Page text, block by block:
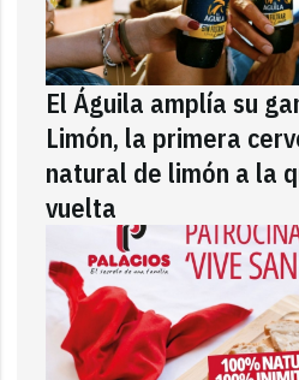
El Águila amplía su
Limón, la primera
natural de limón a la
vuelta